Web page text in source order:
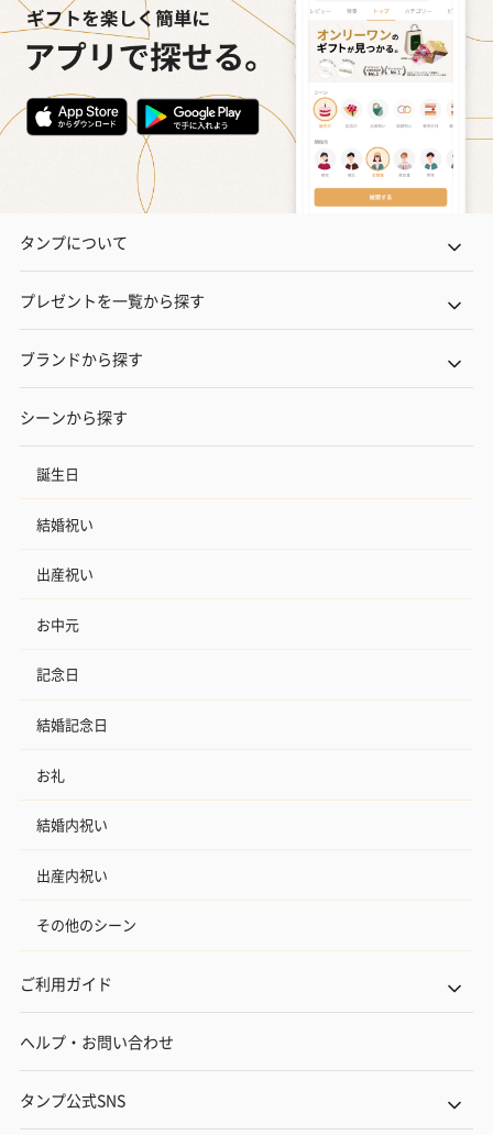
タンプについて
プレゼントを一覧から探す
ブランドから探す
シーンから探す
誕生日
結婚祝い
出産祝い
お中元
記念日
結婚記念日
お礼
結婚内祝い
出産内祝い
その他のシーン
ご利用ガイド
ヘルプ・お問い合わせ
タンプ公式SNS